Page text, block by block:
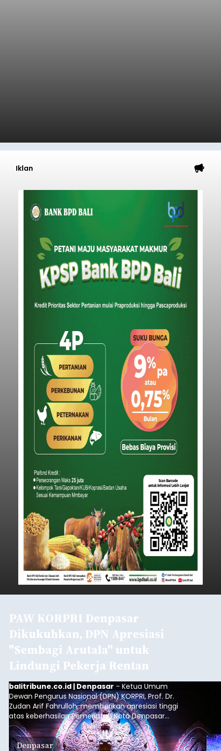
Iklan
PAW KORPRI Denpasar
Dikukuhkan, DPN Apresiasi
"Sembagi Arutala" untuk
Lindungi Pekerja Rentan
balitribune.co.id | Denpasar - Ketua Umum
Dewan Pengurus Nasional (DPN) KORPRI, Prof. Dr.
Zudan Arif Fahrulloh, memberikan apresiasi tinggi
atas keberhasilan Pemerintah Kota Denpasar
dan KORPRI Kota Denpasar dalam
mengimplementasikan program gotong royong
kepedulian sosial bertajuk "Sembagi Arutala".
Denpasar